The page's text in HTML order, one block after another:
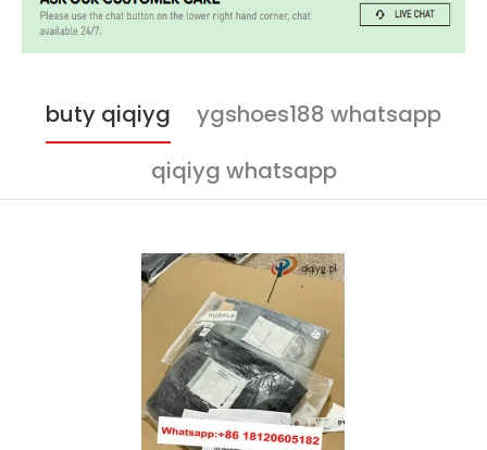
buty qiqiyg
ygshoes188 whatsapp
qiqiyg whatsapp